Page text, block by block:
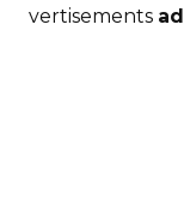
vertisements ad